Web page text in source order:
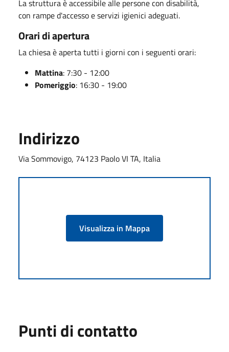
La struttura è accessibile alle persone con disabilità,
con rampe d'accesso e servizi igienici adeguati.
Orari di apertura
La chiesa è aperta tutti i giorni con i seguenti orari:
Mattina: 7:30 - 12:00
Pomeriggio: 16:30 - 19:00
Indirizzo
Via Sommovigo, 74123 Paolo VI TA, Italia
Visualizza in Mappa
Punti di contatto